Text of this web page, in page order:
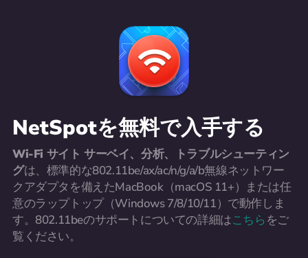
NetSpotを無料で入手する
Wi-Fi サイト サーベイ、分析、トラブルシューティン
グは、標準的な802.11be/ax/ac/n/g/a/b無線ネットワー
クアダプタを備えたMacBook（macOS 11+）または任
意のラップトップ（Windows 7/8/10/11）で動作しま
す。802.11beのサポートについての詳細はこちらをご
覧ください。